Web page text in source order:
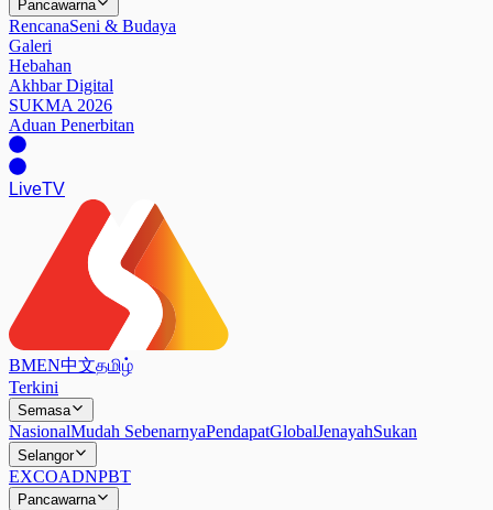
Pancawarna
RencanaSeni & Budaya
Galeri
Hebahan
Akhbar Digital
SUKMA 2026
Aduan Penerbitan
LiveTV
BMEN中文தமிழ்
Terkini
Semasa
NasionalMudah SebenarnyaPendapatGlobalJenayahSukan
Selangor
EXCOADNPBT
Pancawarna